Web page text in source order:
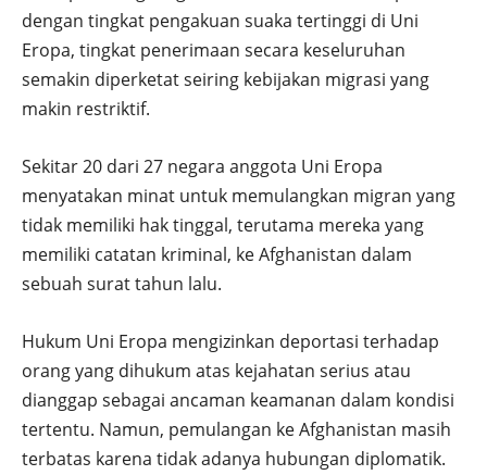
dengan tingkat pengakuan suaka tertinggi di Uni
Eropa, tingkat penerimaan secara keseluruhan
semakin diperketat seiring kebijakan migrasi yang
makin restriktif.
Sekitar 20 dari 27 negara anggota Uni Eropa
menyatakan minat untuk memulangkan migran yang
tidak memiliki hak tinggal, terutama mereka yang
memiliki catatan kriminal, ke Afghanistan dalam
sebuah surat tahun lalu.
Hukum Uni Eropa mengizinkan deportasi terhadap
orang yang dihukum atas kejahatan serius atau
dianggap sebagai ancaman keamanan dalam kondisi
tertentu. Namun, pemulangan ke Afghanistan masih
terbatas karena tidak adanya hubungan diplomatik.